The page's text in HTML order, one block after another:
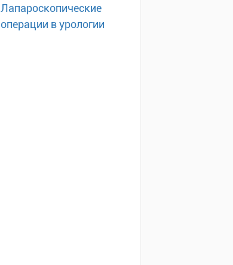
Лапароскопические
операции в урологии